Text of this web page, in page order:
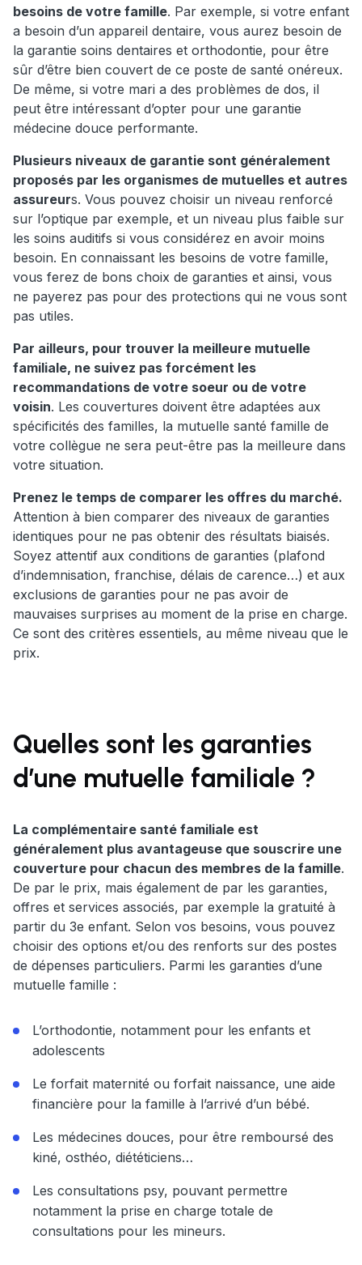
besoins de votre famille. Par exemple, si votre enfant
a besoin d’un appareil dentaire, vous aurez besoin de
la garantie soins dentaires et orthodontie, pour être
sûr d’être bien couvert de ce poste de santé onéreux.
De même, si votre mari a des problèmes de dos, il
peut être intéressant d’opter pour une garantie
médecine douce performante.
Plusieurs niveaux de garantie sont généralement
proposés par les organismes de mutuelles et autres
assureurs. Vous pouvez choisir un niveau renforcé
sur l’optique par exemple, et un niveau plus faible sur
les soins auditifs si vous considérez en avoir moins
besoin. En connaissant les besoins de votre famille,
vous ferez de bons choix de garanties et ainsi, vous
ne payerez pas pour des protections qui ne vous sont
pas utiles.
Par ailleurs, pour trouver la meilleure mutuelle
familiale, ne suivez pas forcément les
recommandations de votre soeur ou de votre
voisin. Les couvertures doivent être adaptées aux
spécificités des familles, la mutuelle santé famille de
votre collègue ne sera peut-être pas la meilleure dans
votre situation.
Prenez le temps de comparer les offres du marché.
Attention à bien comparer des niveaux de garanties
identiques pour ne pas obtenir des résultats biaisés.
Soyez attentif aux conditions de garanties (plafond
d’indemnisation, franchise, délais de carence…) et aux
exclusions de garanties pour ne pas avoir de
mauvaises surprises au moment de la prise en charge.
Ce sont des critères essentiels, au même niveau que le
prix.
Quelles sont les garanties
d’une mutuelle familiale ?
La complémentaire santé familiale est
généralement plus avantageuse que souscrire une
couverture pour chacun des membres de la famille.
De par le prix, mais également de par les garanties,
offres et services associés, par exemple la gratuité à
partir du 3e enfant. Selon vos besoins, vous pouvez
choisir des options et/ou des renforts sur des postes
de dépenses particuliers. Parmi les garanties d’une
mutuelle famille :
L’orthodontie, notamment pour les enfants et
adolescents
Le forfait maternité ou forfait naissance, une aide
financière pour la famille à l’arrivé d’un bébé.
Les médecines douces, pour être remboursé des
kiné, osthéo, diététiciens…
Les consultations psy, pouvant permettre
notamment la prise en charge totale de
consultations pour les mineurs.